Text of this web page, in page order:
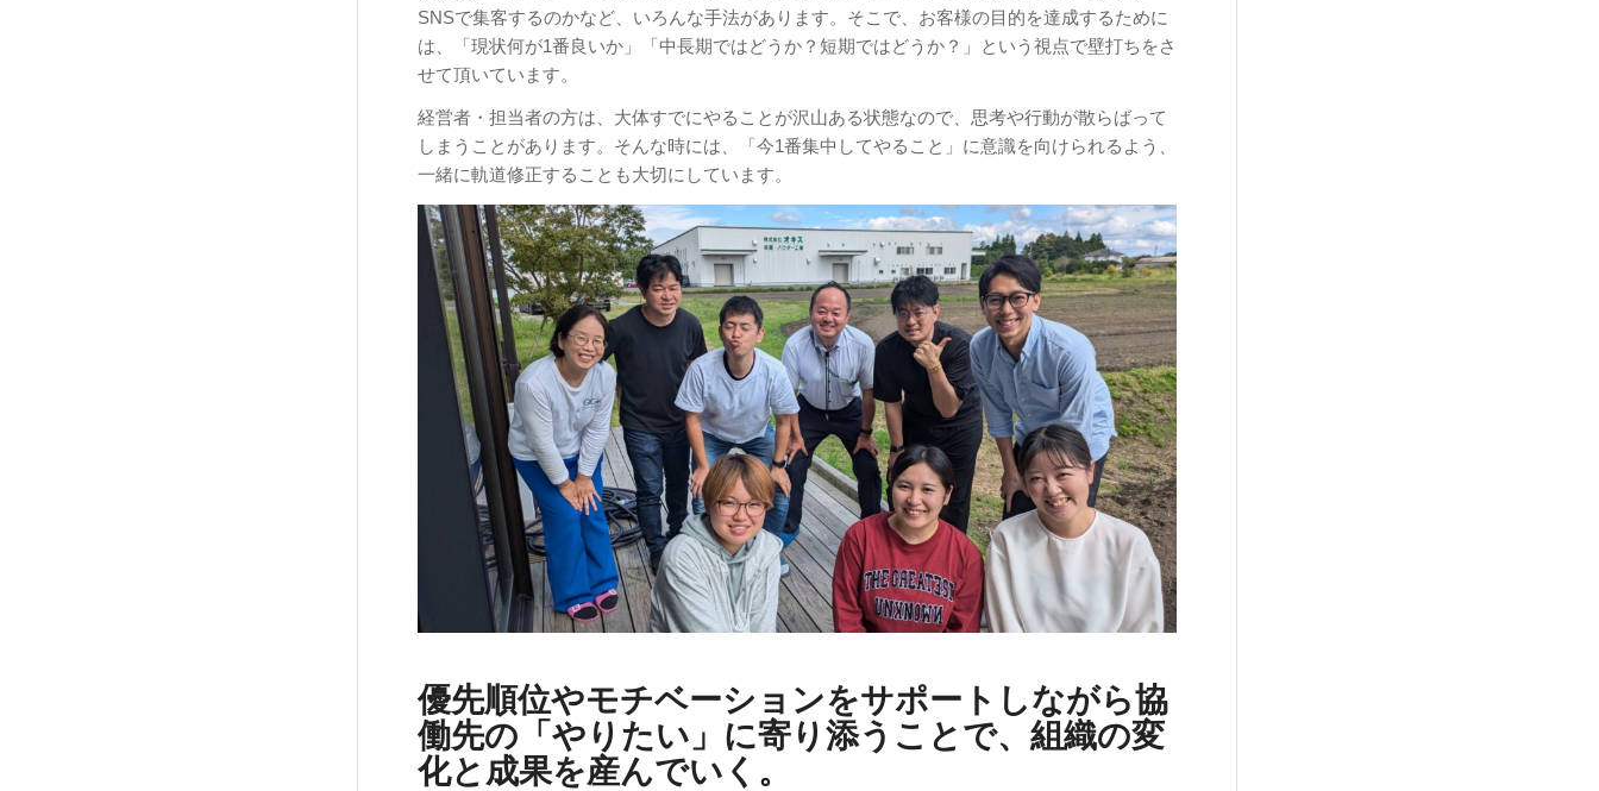
SNSで集客するのかなど、いろんな手法があります。そこで、お客様の目的を達成するために
は、「現状何が1番良いか」「中長期ではどうか？短期ではどうか？」という視点で壁打ちをさ
せて頂いています。
経営者・担当者の方は、大体すでにやることが沢山ある状態なので、思考や行動が散らばって
しまうことがあります。そんな時には、「今1番集中してやること」に意識を向けられるよう、
一緒に軌道修正することも大切にしています。
優先順位やモチベーションをサポートしながら協
働先の「やりたい」に寄り添うことで、組織の変
化と成果を産んでいく。